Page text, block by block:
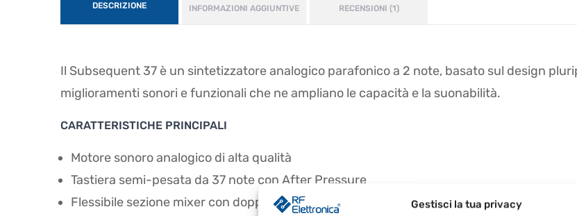
Gestisci la tua privacy
DESCRIZIONE INFORMAZIONI AGGIUNTIVE RECENSIONI (1)
Il Subsequent 37 è un sintetizzatore analogico parafonico a 2 note, basato sul design
miglioramenti sonori e funzionali che ne ampliano le capacità e la suonabilità.
CARATTERISTICHE PRINCIPALI
Motore sonoro analogico di alta qualità
Tastiera semi-pesata da 37 note con After Pressure
Flessibile sezione mixer con doppio headroom